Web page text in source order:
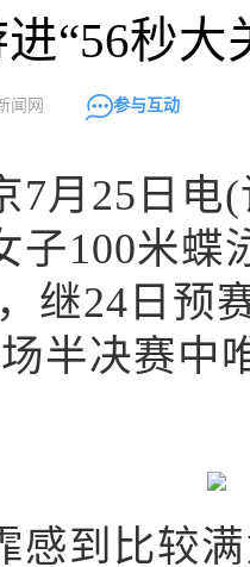
“56秒大
闻网 参与互动
7月25日电
子100米蝶
继24日预
半决赛中
到比较满